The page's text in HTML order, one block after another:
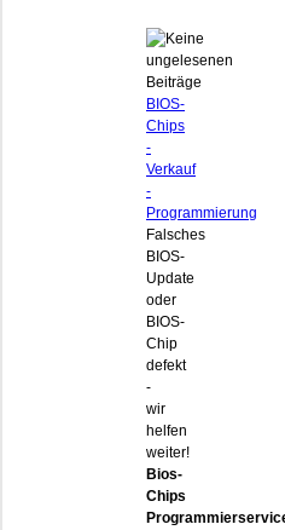
BIOS-
Chips
-
Verkauf
-
Programmierung
Falsches
BIOS-
Update
oder
BIOS-
Chip
defekt
-
wir
helfen
weiter!
Bios-
Chips